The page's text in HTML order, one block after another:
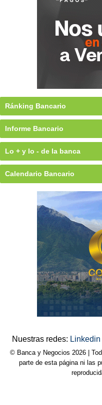
Ránking Bancario
Informe Bancario
Lo + y lo - de la banca
Calendario Bancario
Nuestras redes: Linkedin
© Banca y Negocios 2026 |
parte de esta página ni las